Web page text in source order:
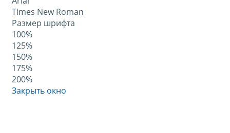
Times New Roman
Размер шрифта
100%
125%
150%
175%
200%
Закрыть окно